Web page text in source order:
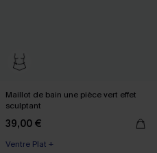
Maillot de bain une pièce vert effet
sculptant
39,00 €
Ventre Plat +